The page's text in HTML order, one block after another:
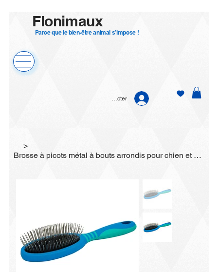
Flonimaux
Parce que le bien-être animal s’impose !
Se connecter
>
Brosse à picots métal à bouts arrondis pour chien et chat Vivog